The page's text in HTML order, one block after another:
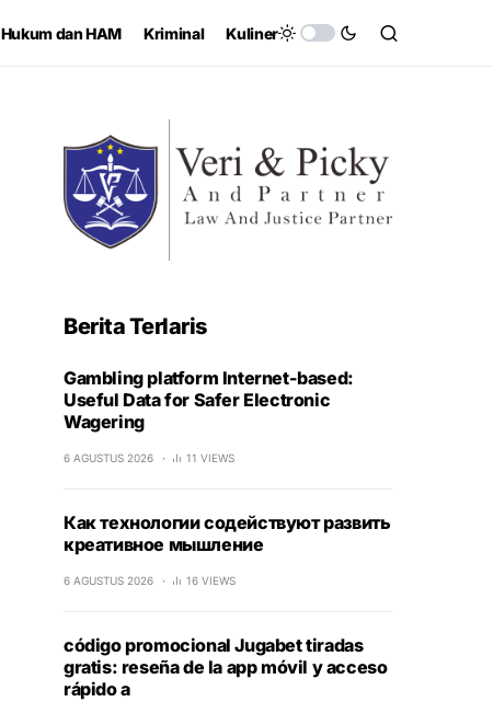
Hukum dan HAM Kriminal Kuliner
Berita Terlaris
Gambling platform Internet-based:
Useful Data for Safer Electronic
Wagering
6 AGUSTUS 2026 11 VIEWS
Как технологии содействуют развить
креативное мышление
6 AGUSTUS 2026 16 VIEWS
código promocional Jugabet tiradas
gratis: reseña de la app móvil y acceso
rápido a